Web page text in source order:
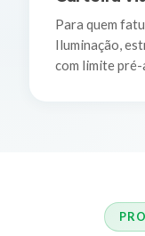
Para quem
Iluminação,
com limite